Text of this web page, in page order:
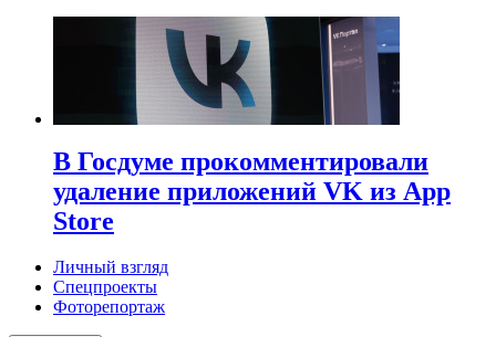
В Госдуме прокомментировали
удаление приложений VK из App
Store
Личный взгляд
Спецпроекты
Фоторепортаж